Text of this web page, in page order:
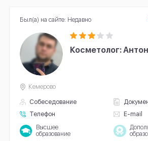
Косметолог:
Собеседование
Телефон
E-mail
Кемерово
Высшее
образование
Был(а) на сайте: Недавно